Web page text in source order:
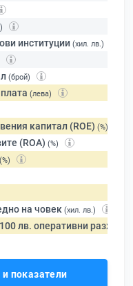
институции (хил. лв.)
(брой)
(лева)
капитал (ROE) (%)
(ROA) (%)
(%)
на човек (хил. лв.)
лв. оперативни разходи
показатели